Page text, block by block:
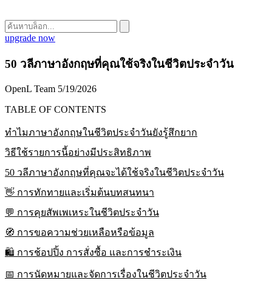
upgrade now
50 วลีภาษาอังกฤษที่คุณใช้จริงในชีวิตประจำวัน
OpenL Team 5/19/2026
TABLE OF CONTENTS
ทำไมภาษาอังกฤษในชีวิตประจำวันยังรู้สึกยาก
วิธีใช้รายการนี้อย่างมีประสิทธิภาพ
50 วลีภาษาอังกฤษที่คุณจะได้ใช้จริงในชีวิตประจำวัน
👋 การทักทายและเริ่มต้นบทสนทนา
💬 การคุยสัพเพเหระในชีวิตประจำวัน
🧭 การขอความช่วยเหลือหรือข้อมูล
🛍️ การช้อปปิ้ง การสั่งซื้อ และการชำระเงิน
📅 การนัดหมายและจัดการเรื่องในชีวิตประจำวัน